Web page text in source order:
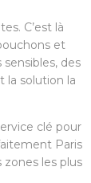
C’est là
et
des
la solution la
clé pour
Paris
les plus